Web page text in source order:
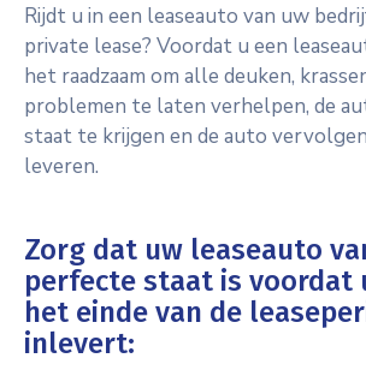
Rijdt u in een leaseauto van uw
private lease? Voordat u een
het raadzaam om alle deuken,
problemen te laten verhelpen, de
staat te krijgen en de auto
leveren.
Zorg dat uw leaseauto
perfecte staat is voordat
het einde van de
inlevert: